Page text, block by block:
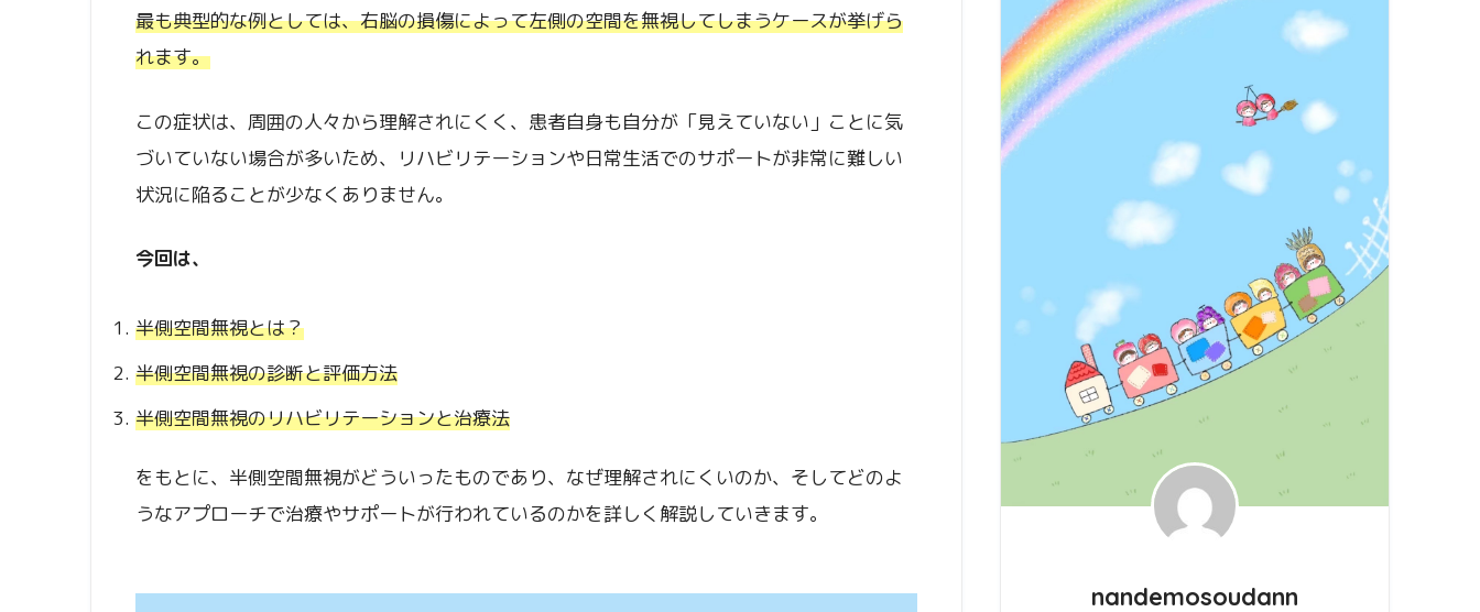
最も典型的な例としては、右脳の損傷によって左側の空間を無視してしまうケースが挙げら
れます。
この症状は、周囲の人々から理解されにくく、患者自身も自分が「見えていない」ことに気
づいていない場合が多いため、リハビリテーションや日常生活でのサポートが非常に難しい
状況に陥ることが少なくありません。
今回は、
半側空間無視とは？
半側空間無視の診断と評価方法
半側空間無視のリハビリテーションと治療法
をもとに、半側空間無視がどういったものであり、なぜ理解されにくいのか、そしてどのよ
うなアプローチで治療やサポートが行われているのかを詳しく解説していきます。
nandemosoudann